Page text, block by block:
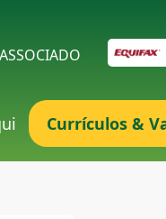
Currículos &